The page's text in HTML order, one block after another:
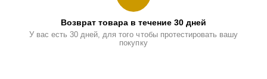
Возврат товара в течение 30 дней
У вас есть 30 дней, для того чтобы протестировать вашу
покупку